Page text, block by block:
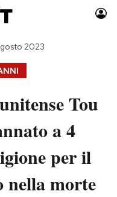
Moda
Consumismi
Storie/Idee
Ok Boomer!
Media
2023
Tou
a 4
per il
nella morte